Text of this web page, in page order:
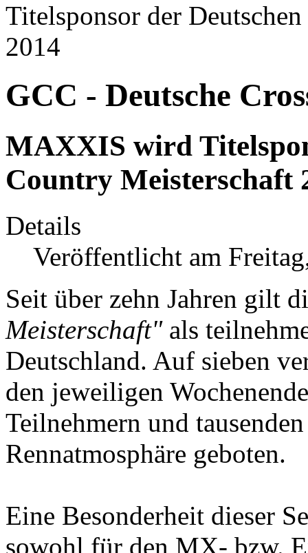
Titelsponsor der
2014
GCC - Deutsche
MAXXIS wird
Country Meisterschaft
Details
Veröffentlicht am
Seit über zehn Jahren gilt
Meisterschaft"als
Deutschland. Auf sieben
den jeweiligen
Teilnehmern und
Rennatmosphäre geboten.
Eine Besonderheit dieser
sowohl für den MX- bzw.